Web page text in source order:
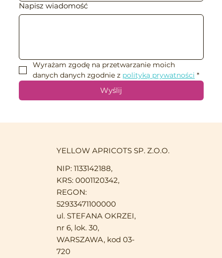
Napisz wiadomość
Wyrażam zgodę na przetwarzanie moich
danych danych zgodnie z polityką prywatności *
Wyślij
YELLOW APRICOTS SP. Z.O.O.
NIP: 1133142188,
KRS: 0001120342,
REGON:
52933471100000
ul. STEFANA OKRZEI,
nr 6, lok. 30,
WARSZAWA, kod 03-
720